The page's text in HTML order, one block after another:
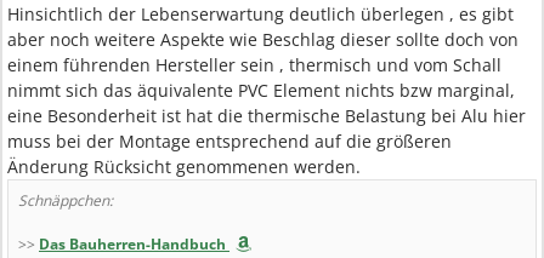
Hinsichtlich der Lebenserwartung deutlich überlegen , es gibt
aber noch weitere Aspekte wie Beschlag dieser sollte doch von
einem führenden Hersteller sein , thermisch und vom Schall
nimmt sich das äquivalente PVC Element nichts bzw marginal,
eine Besonderheit ist hat die thermische Belastung bei Alu hier
muss bei der Montage entsprechend auf die größeren
Änderung Rücksicht genommenen werden.
Schnäppchen:
>> Das Bauherren-Handbuch